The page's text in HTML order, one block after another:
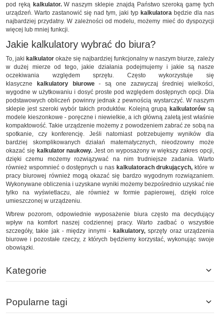
pod ręką kalkulator.W naszym sklepie znajdą Państwo szeroką gamę tych
urządzeń. Warto zastanowić się nad tym, jaki typ kalkulatora będzie dla nas
najbardziej przydatny. W zależności od modelu, możemy mieć do dyspozycji
więcej lub mniej funkcji.
Jakie kalkulatory wybrać do biura?
To, jaki kalkulator okaże się najbardziej funkcjonalny w naszym biurze, zależy
w dużej mierze od tego, jakie działania podejmujemy i jakie są nasze
oczekiwania względem sprzętu. Często wykorzystuje się
klasyczne kalkulatory biurowe- są one zazwyczaj średniej wielkości,
wygodne w użytkowaniu i dosyć proste pod względem dostępnych opcji. Dla
podstawowych obliczeń powinny jednak z pewnością wystarczyć. W naszym
sklepie jest szeroki wybór takich produktów. Kolejną grupąkalkulatorówsą
modele kieszonkowe - poręczne i niewielkie, a ich główną zaletą jest właśnie
kompaktowość. Takie urządzenie możemy z powodzeniem zabrać ze sobą na
spotkanie, czy konferencję. Jeśli natomiast potrzebujemy wyników dla
bardziej skomplikowanych działań matematycznych, nieodzowny może
okazać się kalkulator naukowy.Jest on wyposażony w większy zakres opcji,
dzięki czemu możemy rozwiązywać na nim trudniejsze zadania. Warto
również wspomnieć o dostępnych u nas kalkulatorach drukujących,które w
pracy biurowej również mogą okazać się bardzo wygodnym rozwiązaniem.
Wykonywane obliczenia i uzyskane wyniki możemy bezpośrednio uzyskać nie
tylko na wyświetlaczu, ale również w formie papierowej, dzięki rolce
umieszczonej w urządzeniu.
Wbrew pozorom, odpowiednie wyposażenie biura często ma decydujący
wpływ na komfort naszej codziennej pracy. Warto zadbać o wszystkie
szczegóły, takie jak - między innymi -kalkulatory,sprzęty oraz urządzenia
biurowe i pozostałe rzeczy, z których będziemy korzystać, wykonując swoje
obowiązki.
Kategorie
Popularne tagi